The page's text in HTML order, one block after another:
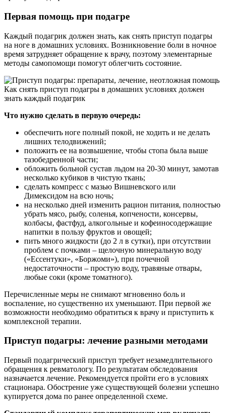
Первая помощь при подагре
Каждый подагрик должен знать, как снять приступ подагры
на ноге в домашних условиях. Возникновение боли в ночное
время затрудняет обращение к врачу, поэтому элементарные
методы самопомощи помогут облегчить состояние.
Как снять приступ подагры в домашних условиях должен
знать каждый подагрик
Что нужно сделать в первую очередь:
обеспечить ноге полный покой, не ходить и не делать
лишних телодвижений;
положить ее на возвышение, чтобы стопа была выше
тазобедренной части;
обложить больной сустав льдом на 20-30 минут, замотав
несколько кубиков в чистую ткань;
сделать компресс с мазью Вишневского или
Димексидом на всю ночь;
на несколько дней изменить рацион питания, полностью
убрать мясо, рыбу, соленья, копчености, консервы,
колбасы, фастфуд, алкогольные и кофеиносодержащие
напитки в пользу фруктов и овощей;
пить много жидкости (до 2 л в сутки), при отсутствии
проблем с почками – щелочную минеральную воду
(«Ессентуки», «Боржоми»), при почечной
недостаточности – простую воду, травяные отвары,
любые соки (кроме томатного).
Перечисленные меры не снимают мгновенно боль и
воспаление, но существенно их уменьшают. При первой же
возможности необходимо обратиться к врачу и приступить к
комплексной терапии.
Приступ подагры: лечение разными методами
Первый подагрический приступ требует незамедлительного
обращения к ревматологу. По результатам обследования
назначается лечение. Рекомендуется пройти его в условиях
стационара. Обострение уже существующей болезни успешно
купируется дома по ранее определенной схеме.